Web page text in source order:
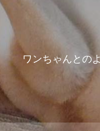
ワンちゃんとの